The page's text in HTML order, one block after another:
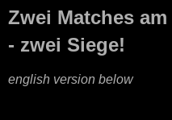
Zwei Matches
- zwei Siege!
english version below